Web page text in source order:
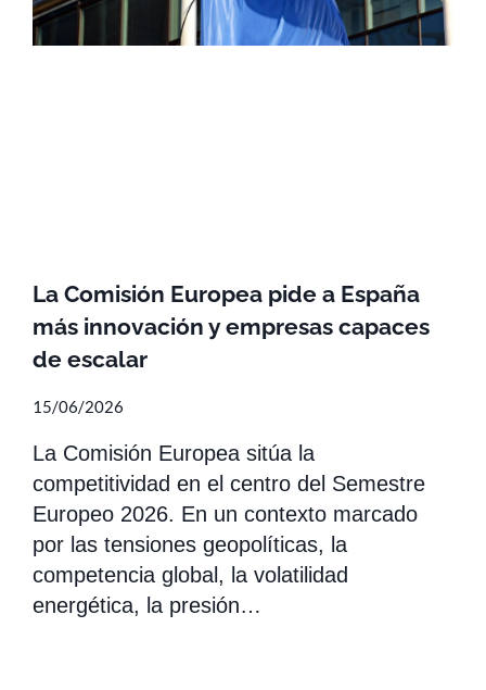
La Comisión Europea pide a España
más innovación y empresas capaces
de escalar
15/06/2026
La Comisión Europea sitúa la
competitividad en el centro del Semestre
Europeo 2026. En un contexto marcado
por las tensiones geopolíticas, la
competencia global, la volatilidad
energética, la presión…